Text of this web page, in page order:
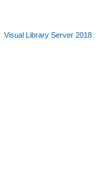
Visual Library Server 2018